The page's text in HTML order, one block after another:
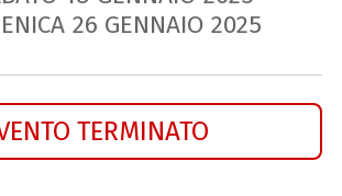
26 GENNAIO 2025
TERMINATO